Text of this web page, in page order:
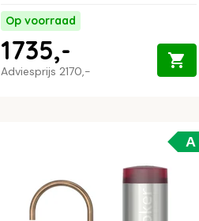
Op voorraad
Adviesprijs 2170,-
1735,-
A